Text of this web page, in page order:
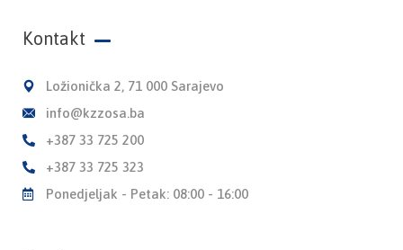
Kontakt
Ložionička 2, 71 000 Sarajevo
info@kzzosa.ba
+387 33 725 200
+387 33 725 323
Ponedjeljak - Petak: 08:00 - 16:00